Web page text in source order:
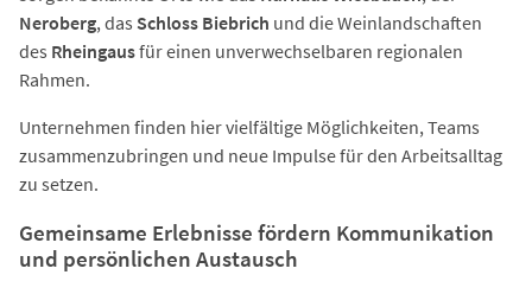
Neroberg, das Schloss Biebrich und die Weinlandschaften
des Rheingausfür einen unverwechselbaren regionalen
Rahmen.
Unternehmen finden hier vielfältige Möglichkeiten, Teams
zusammenzubringen und neue Impulse für den Arbeitsalltag
zu setzen.
Gemeinsame Erlebnisse fördern Kommunikation
und persönlichen Austausch